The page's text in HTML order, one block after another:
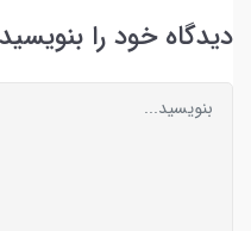
دیدگاه خود را بنویسید